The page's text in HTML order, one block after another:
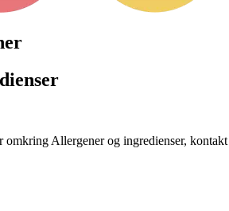
omkring Allergener og ingredienser,